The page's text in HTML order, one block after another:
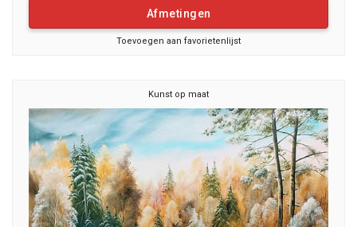
Afmetingen
Toevoegen aan favorietenlijst
Kunst op maat